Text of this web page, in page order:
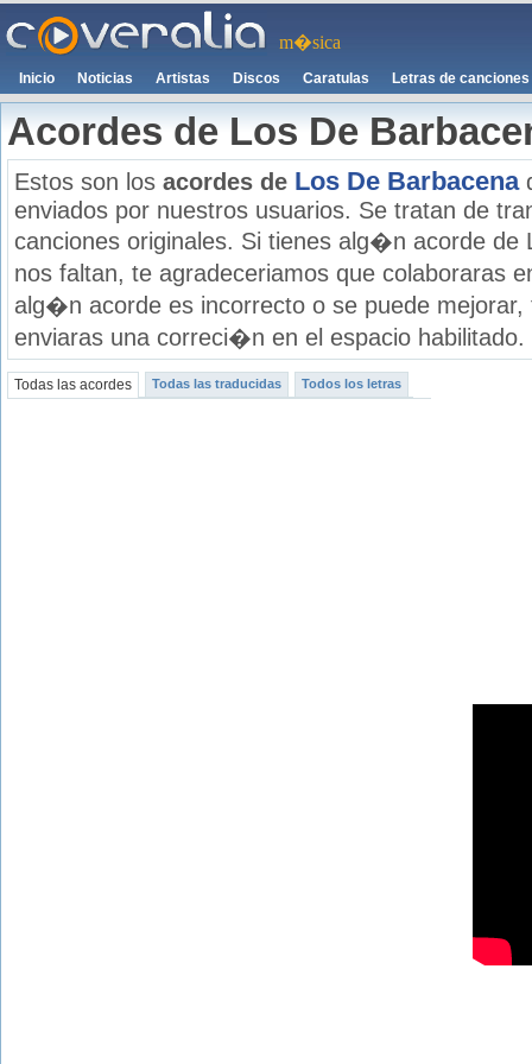
m�sica
Inicio Noticias Artistas Discos Caratulas Letras de canciones
Acordes de Los De
Estos son los acordes de Los De Barbacena
enviados por nuestros usuarios. Se tratan de
canciones originales. Si tienes alg�n acorde de
nos faltan, te agradeceriamos que colaboraras
alg�n acorde es incorrecto o se puede
enviaras una correci�n en el espacio habilitado.
Todas las acordes Todas las traducidas Todos los letras